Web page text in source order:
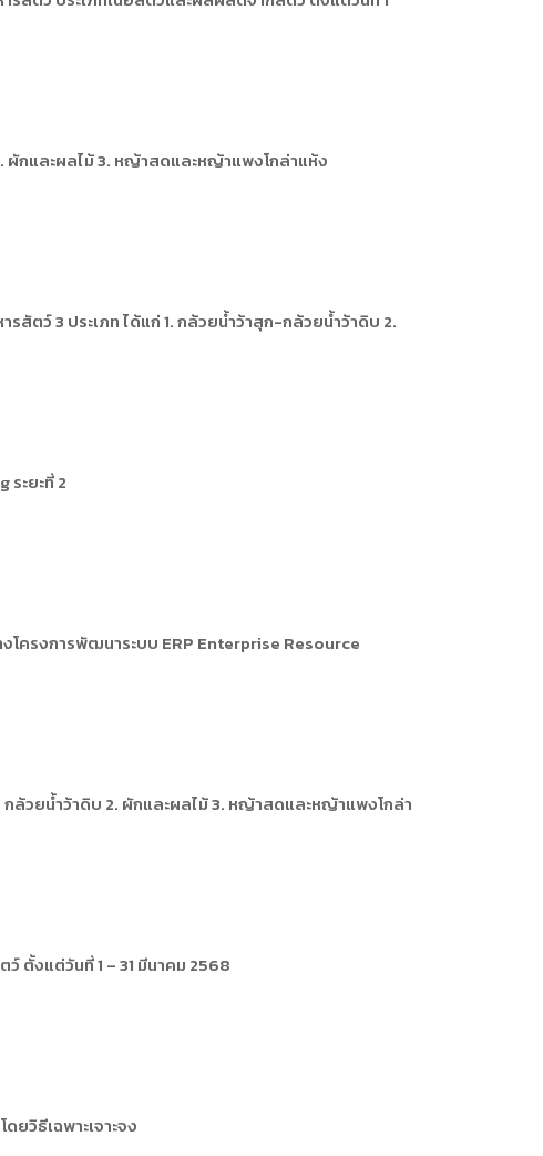
ผักและผลไม้ 3. หญ้าสดและหญ้าแพงโกล่าแห้ง
ตว์ 3 ประเภท ได้แก่ 1. กล้วยน้ำว้าสุก-กล้วยน้ำว้าดิบ 2.
ะยะที่ 2
ครงการพัฒนาระบบ ERP Enterprise Resource
กล้วยน้ำว้าดิบ 2. ผักและผลไม้ 3. หญ้าสดและหญ้าแพงโกล่า
ตั้งแต่วันที่ 1 – 31 มีนาคม 2568
วิธีเฉพาะเจาะจง